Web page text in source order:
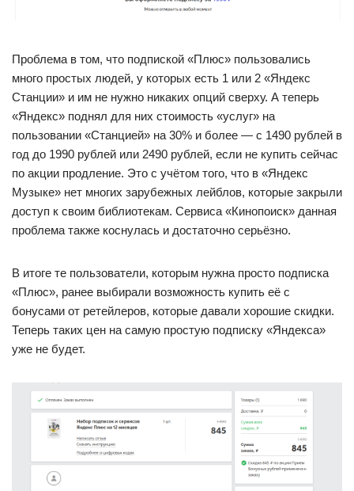
Проблема в том, что подпиской «Плюс» пользовались
много простых людей, у которых есть 1 или 2 «Яндекс
Станции» и им не нужно никаких опций сверху. А теперь
«Яндекс» поднял для них стоимость «услуг» на
пользовании «Станцией» на 30% и более — с 1490 рублей в
год до 1990 рублей или 2490 рублей, если не купить сейчас
по акции продление. Это с учётом того, что в «Яндекс
Музыке» нет многих зарубежных лейблов, которые закрыли
доступ к своим библиотекам. Сервиса «Кинопоиск» данная
проблема также коснулась и достаточно серьёзно.
В итоге те пользователи, которым нужна просто подписка
«Плюс», ранее выбирали возможность купить её с
бонусами от ретейлеров, которые давали хорошие скидки.
Теперь таких цен на самую простую подписку «Яндекса»
уже не будет.